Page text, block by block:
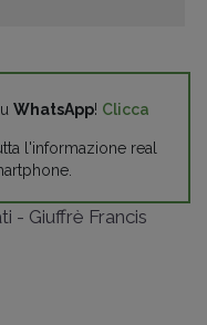
WhatsApp! Clicca
l'informazione real
- Giuffrè Francis